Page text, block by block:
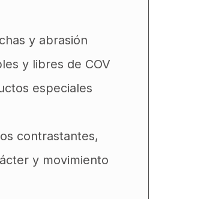
y abrasión
y libres de COV
especiales
contrastantes,
y movimiento